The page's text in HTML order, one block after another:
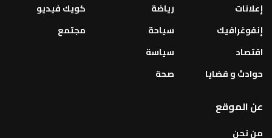
إعلانات
إنفوغرافيك
اقتصاد
حوادث و قضايا
رياضة
سياحة
سياسة
صحة
كويك فيديو
مجتمع
عن الموقع
من نحن